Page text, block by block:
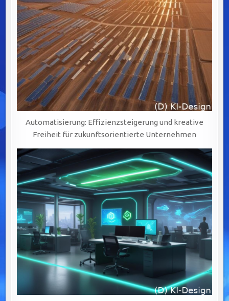
Automatisierung: Effizienzsteigerung und kreative
Freiheit für zukunftsorientierte Unternehmen